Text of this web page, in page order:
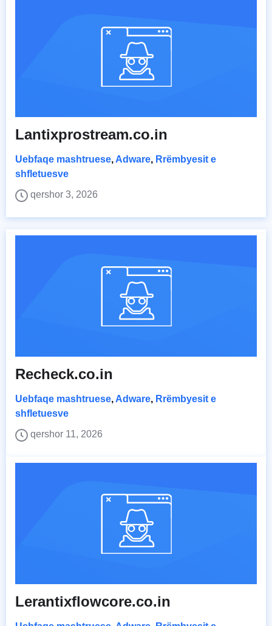
Lantixprostream.co.in
Uebfaqe mashtruese, Adware, Rrëmbyesit e
shfletuesve
qershor 3, 2026
Recheck.co.in
Uebfaqe mashtruese, Adware, Rrëmbyesit e
shfletuesve
qershor 11, 2026
Lerantixflowcore.co.in